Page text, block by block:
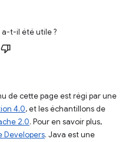
t-il été utile ?
de cette page est régi par une
4.0, et les échantillons de
2.0. Pour en savoir plus,
Developers. Java est une